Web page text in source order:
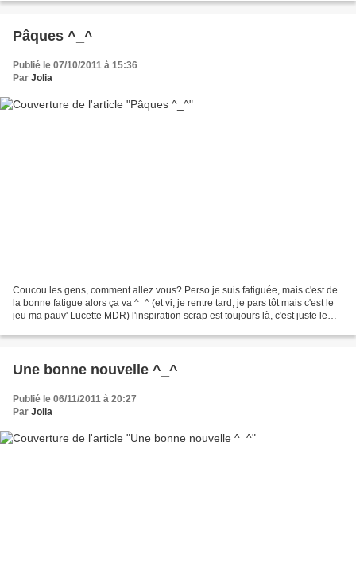
Pâques ^_^
Publié le 07/10/2011 à 15:36
Par Jolia
Coucou les gens, comment allez vous? Perso je suis fatiguée, mais c'est de
la bonne fatigue alors ça va ^_^ (et vi, je rentre tard, je pars tôt mais c'est le
jeu ma pauv' Lucette MDR) l'inspiration scrap est toujours là, c'est juste le
Une bonne nouvelle ^_^
Publié le 06/11/2011 à 20:27
Par Jolia